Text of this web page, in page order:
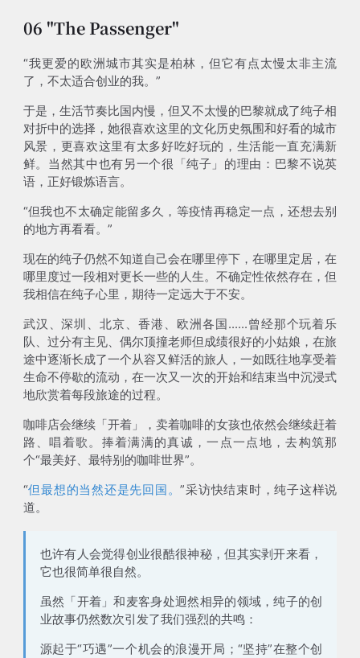
06 "The Passenger"
“我更爱的欧洲城市其实是柏林，但它有点太慢太非主流
了，不太适合创业的我。”
于是，生活节奏比国内慢，但又不太慢的巴黎就成了纯子相
对折中的选择，她很喜欢这里的文化历史氛围和好看的城市
风景，更喜欢这里有太多好吃好玩的，生活能一直充满新
鲜。当然其中也有另一个很「纯子」的理由：巴黎不说英
语，正好锻炼语言。
“但我也不太确定能留多久，等疫情再稳定一点，还想去别
的地方再看看。”
现在的纯子仍然不知道自己会在哪里停下，在哪里定居，在
哪里度过一段相对更长一些的人生。不确定性依然存在，但
我相信在纯子心里，期待一定远大于不安。
武汉、深圳、北京、香港、欧洲各国......曾经那个玩着乐
队、过分有主见、偶尔顶撞老师但成绩很好的小姑娘，在旅
途中逐渐长成了一个从容又鲜活的旅人，一如既往地享受着
生命不停歇的流动，在一次又一次的开始和结束当中沉浸式
地欣赏着每段旅途的过程。
咖啡店会继续「开着」，卖着咖啡的女孩也依然会继续赶着
路、唱着歌。捧着满满的真诚，一点一点地，去构筑那
个“最美好、最特别的咖啡世界”。
“但最想的当然还是先回国。”采访快结束时，纯子这样说
道。
也许有人会觉得创业很酷很神秘，但其实剥开来看，
它也很简单很自然。
虽然「开着」和麦客身处迥然相异的领域，纯子的创
业故事仍然数次引发了我们强烈的共鸣：
源起于“巧遇”一个机会的浪漫开局；“坚持”在整个创